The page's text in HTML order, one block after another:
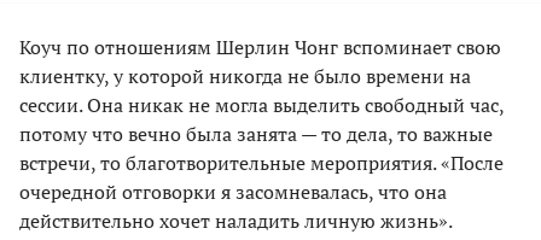
Коуч по отношениям Шерлин Чонг вспоминает свою
клиентку, у которой никогда не было времени на
сессии. Она никак не могла выделить свободный час,
потому что вечно была занята — то дела, то важные
встречи, то благотворительные мероприятия. «После
очередной отговорки я засомневалась, что она
действительно хочет наладить личную жизнь».